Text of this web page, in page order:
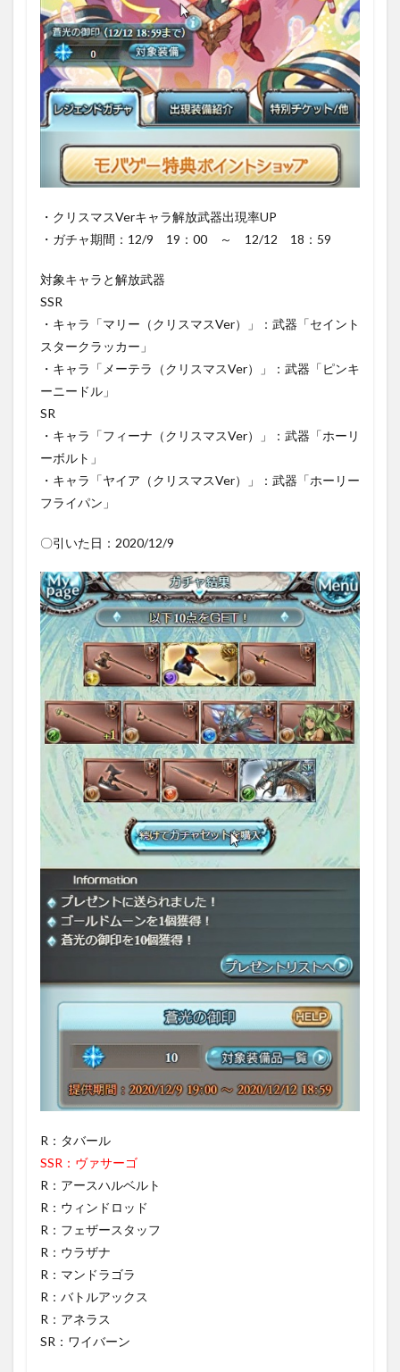
・クリスマスVerキャラ解放武器出現率UP
・ガチャ期間：12/9 19：00 ～ 12/12 18：59
対象キャラと解放武器
SSR
・キャラ「マリー（クリスマスVer）」：武器「セイント
スタークラッカー」
・キャラ「メーテラ（クリスマスVer）」：武器「ピンキ
ーニードル」
SR
・キャラ「フィーナ（クリスマスVer）」：武器「ホーリ
ーボルト」
・キャラ「ヤイア（クリスマスVer）」：武器「ホーリー
フライパン」
〇引いた日：2020/12/9
R：タバール
SSR：ヴァサーゴ
R：アースハルベルト
R：ウィンドロッド
R：フェザースタッフ
R：ウラザナ
R：マンドラゴラ
R：バトルアックス
R：アネラス
SR：ワイバーン